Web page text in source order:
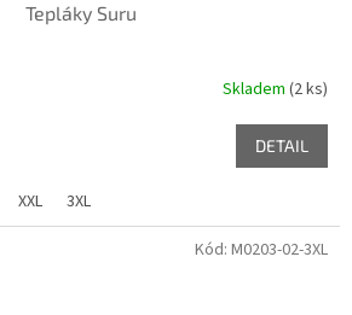
Tepláky Suru
Skladem (2 ks)
DETAIL
XXL 3XL
Kód: M0203-02-3XL